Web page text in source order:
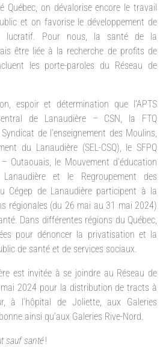
Québec, on dévalorise encore le travail
et on favorise le développement de
lucratif. Pour nous, la santé de la
être liée à la recherche de profits de
les porte-paroles du Réseau de
espoir et détermination que l’APTS
de Lanaudière – CSN, la FTQ
de l’enseignement des Moulins,
du Lanaudière (SEL-CSQ), le SFPQ
Outaouais, le Mouvement d’éducation
et le Regroupement des
Cégep de Lanaudière participent à la
régionales (du 26 mai au 31 mai 2024)
Dans différentes régions du Québec,
pour dénoncer la privatisation et la
de santé et de services sociaux.
est invitée à se joindre au Réseau de
2024 pour la distribution de tracts à
à l’hôpital de Joliette, aux Galeries
ainsi qu’aux Galeries Rive-Nord.
sauf santé!